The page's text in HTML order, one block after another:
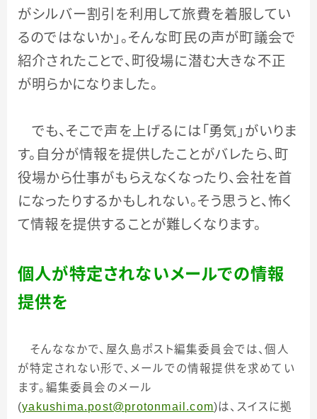
がシルバー割引を利用して旅費を着服してい
るのではないか」。そんな町民の声が町議会で
紹介されたことで、町役場に潜む大きな不正
が明らかになりました。
でも、そこで声を上げるには「勇気」がいりま
す。自分が情報を提供したことがバレたら、町
役場から仕事がもらえなくなったり、会社を首
になったりするかもしれない。そう思うと、怖く
て情報を提供することが難しくなります。
個人が特定されないメールでの情報
提供を
そんななかで、屋久島ポスト編集委員会では、個人
が特定されない形で、メールでの情報提供を求めてい
ます。編集委員会のメール
(yakushima.post@protonmail.com)は、スイスに拠